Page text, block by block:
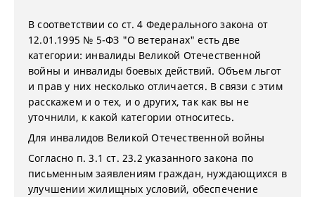
В соответствии со ст. 4 Федерального закона от
12.01.1995 № 5-ФЗ "О ветеранах" есть две
категории: инвалиды Великой Отечественной
войны и инвалиды боевых действий. Объем льгот
и прав у них несколько отличается. В связи с этим
расскажем и о тех, и о других, так как вы не
уточнили, к какой категории относитесь.
Для инвалидов Великой Отечественной войны
Согласно п. 3.1 ст. 23.2 указанного закона по
письменным заявлениям граждан, нуждающихся в
улучшении жилищных условий, обеспечение